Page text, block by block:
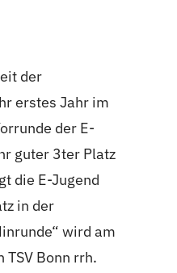
der
erstes Jahr im
der E-
guter 3ter Platz
die E-Jugend
in der
wird am
TSV Bonn rrh.